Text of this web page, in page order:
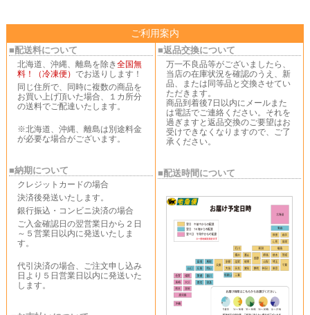
ご利用案内
■配送料について
北海道、沖縄、離島を除き全国無
料！（冷凍便） でお送りします！
同じ住所で、同時に複数の商品を
お買い上げ頂いた場合、１カ所分
の送料でご配達いたします。
※北海道、沖縄、離島は別途料金
が必要な場合がございます。
■納期について
クレジットカードの場合
決済後発送いたします。
銀行振込・コンビニ決済の場合
ご入金確認日の翌営業日から２日
～５営業日以内に発送いたしま
す。
代引決済の場合、ご注文申し込み
日より５日営業日以内に発送いた
します。
■返品交換について
万一不良品等がございましたら、
当店の在庫状況を確認のうえ、新
品、または同等品と交換させてい
ただきます。
商品到着後7日以内にメールまた
は電話でご連絡ください。それを
過ぎますと返品交換のご要望はお
受けできなくなりますので、ご了
承ください。
■配送時間について